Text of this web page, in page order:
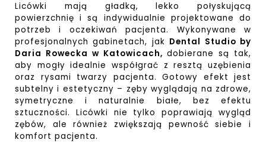
Licówki mają gładką, lekko połyskującą
powierzchnię i są indywidualnie projektowane do
potrzeb i oczekiwań pacjenta. Wykonywane w
profesjonalnych gabinetach, jak Dental Studio by
Daria Rowecka w Katowicach, dobierane są tak,
aby mogły idealnie współgrać z resztą uzębienia
oraz rysami twarzy pacjenta. Gotowy efekt jest
subtelny i estetyczny – zęby wyglądają na zdrowe,
symetryczne i naturalnie białe, bez efektu
sztuczności. Licówki nie tylko poprawiają wygląd
zębów, ale również zwiększają pewność siebie i
komfort pacjenta.